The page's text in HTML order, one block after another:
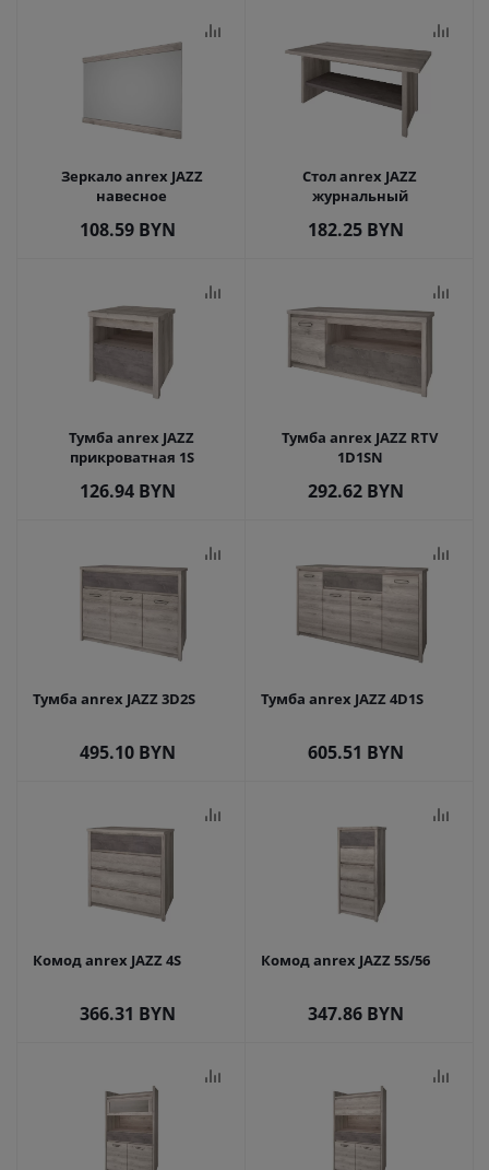
Зеркало anrex JAZZ
навесное
108.59 BYN
Стол anrex JAZZ
журнальный
182.25 BYN
Тумба anrex JAZZ
прикроватная 1S
126.94 BYN
Тумба anrex JAZZ RTV
1D1SN
292.62 BYN
Тумба anrex JAZZ 3D2S
495.10 BYN
Тумба anrex JAZZ 4D1S
605.51 BYN
Комод anrex JAZZ 4S
366.31 BYN
Комод anrex JAZZ 5S/56
347.86 BYN